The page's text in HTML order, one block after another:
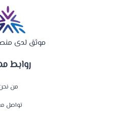
روابط
من
تواصل
موثق لدى